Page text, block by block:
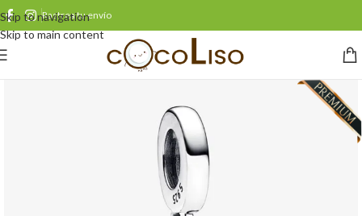
Skip to navigation
Skip to main content
Rastrea tu envío